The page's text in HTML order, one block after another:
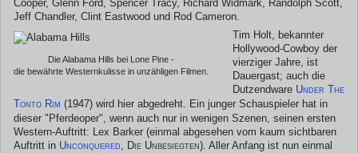
Cooper, Glenn Ford, Spencer Tracy, Richard Widmark, Randolph Scott,
Jeff Chandler, Clint Eastwood und Rod Cameron.
Die Alabama Hills bei Lone Pine -
die bewährte Westernkulisse in unzähligen Filmen.
Tim Holt, bekannter
Hollywood-Cowboy der
vierziger Jahre, ist
Dauergast; auch die
Dutzendware Under The
Tonto Rim (1947) wird hier abgedreht. Ein junger Schauspieler hat in
dieser "Pferdeoper", wenn auch nur in wenigen Szenen, seinen ersten
Western-Auftritt: Lex Barker (einmal abgesehen vom kaum sichtbaren
Auftritt in Unconquered, Die Unbesiegten). Aller Anfang ist nun einmal